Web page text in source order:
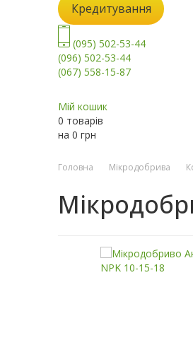
Кредитування
(095) 502-53-44
(096) 502-53-44
(067) 558-15-87
Мій кошик
0 товарів
на 0 грн
Головна Мікродобрива